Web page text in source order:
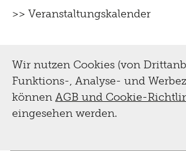
>> Veranstaltungskalender
Wir nutzen Cookies (von
Funktions-, Analyse- und
können AGB und Cookie-
eingesehen werden.